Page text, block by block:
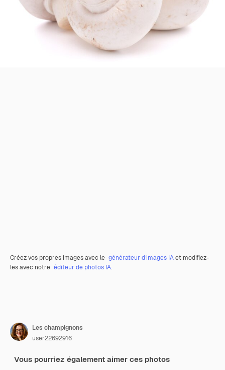
Créez vos propres images avec le générateur d’images IAet modifiez-
les avec notre éditeur de photos IA.
Les champignons
user22692916
Vous pourriez également aimer ces photos